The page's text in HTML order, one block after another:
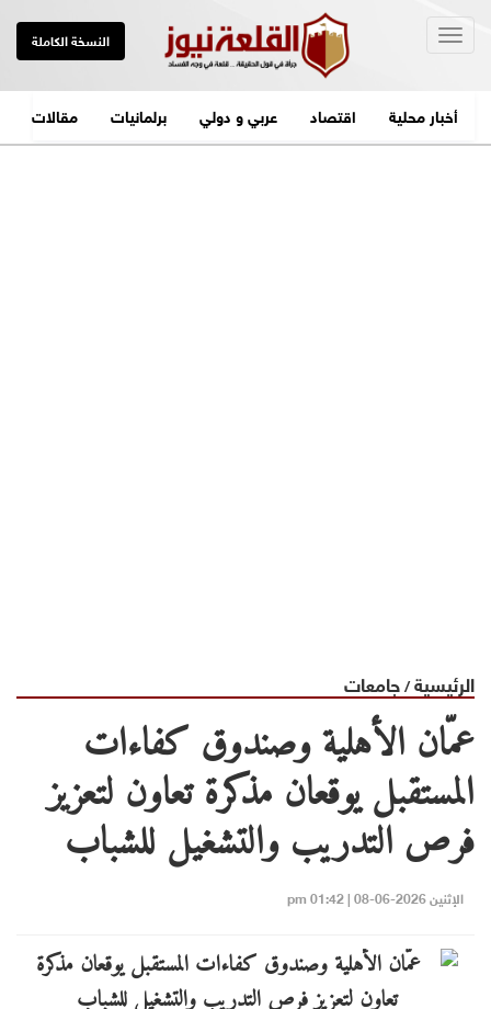
النسخة الكاملة
أخبار محلية اقتصاد عربي و دولي برلمانيات مقالات
الرئيسية/جامعات
عمّان الأهلية وصندوق كفاءات
المستقبل يوقعان مذكرة تعاون لتعزيز
فرص التدريب والتشغيل للشباب
الإثنين 2026-06-08 | 01:42 pm